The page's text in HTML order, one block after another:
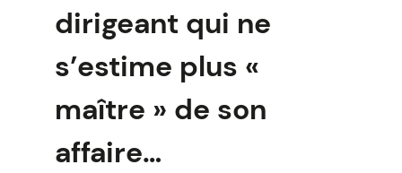
dirigeant qui ne
s’estime plus «
maître » de son
affaire…